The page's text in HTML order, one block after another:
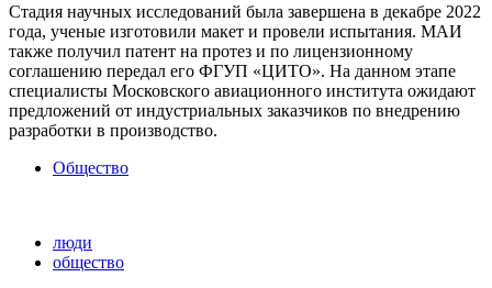
Стадия научных исследований была завершена в декабре 2022
года, ученые изготовили макет и провели испытания. МАИ
также получил патент на протез и по лицензионному
соглашению передал его ФГУП «ЦИТО». На данном этапе
специалисты Московского авиационного института ожидают
предложений от индустриальных заказчиков по внедрению
разработки в производство.
Общество
люди
общество